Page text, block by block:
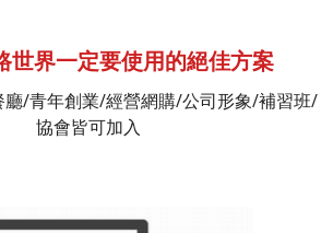
世界一定要使用的絕佳方案
/青年創業/經營網購/公司形象/補習班/
協會皆可加入